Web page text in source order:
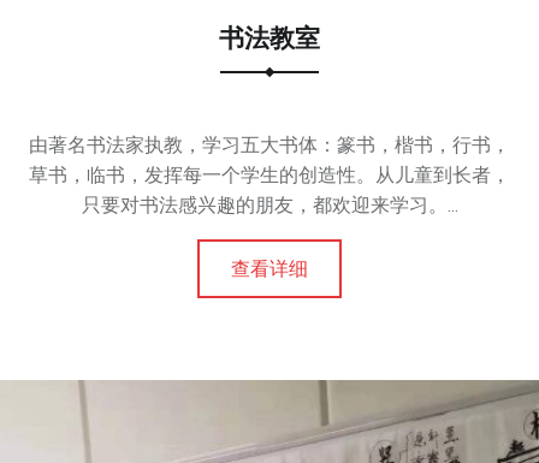
书法教室
由著名书法家执教，学习五大书体：篆书，楷书，行书，
草书，临书，发挥每一个学生的创造性。从儿童到长者，
只要对书法感兴趣的朋友，都欢迎来学习。...
查看详细